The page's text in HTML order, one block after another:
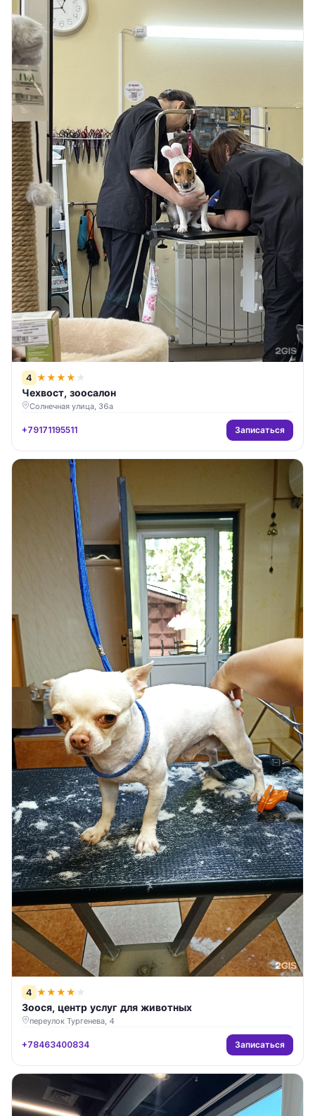
4 ★★★★ ★
Чехвост, зоосалон
Солнечная улица, 36а
+79171195511 Записаться
4 ★★★★ ★
Зоося, центр услуг для животных
переулок Тургенева, 4
+78463400834 Записаться